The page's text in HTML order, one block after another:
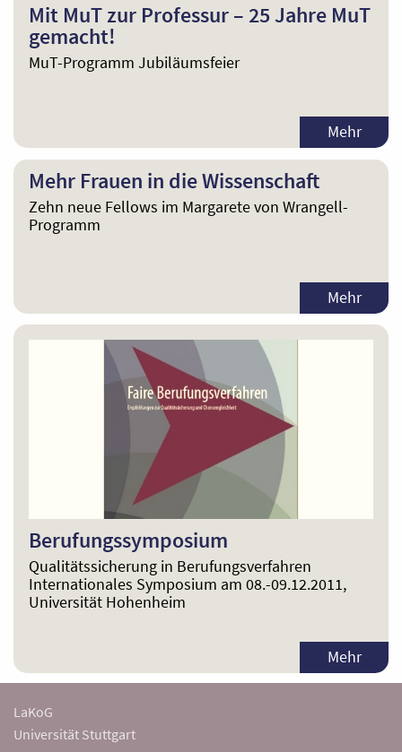
Mit MuT zur Professur – 25 Jahre MuT
gemacht!
MuT-Programm Jubiläumsfeier
Mehr
Mehr Frauen in die Wissenschaft
Zehn neue Fellows im Margarete von Wrangell-
Programm
Mehr
Berufungssymposium
Qualitätssicherung in Berufungsverfahren
Internationales Symposium am 08.-09.12.2011,
Universität Hohenheim
Mehr
LaKoG
Universität Stuttgart